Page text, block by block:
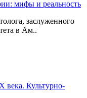
мифы и реальность
заслуженного
в Ам..